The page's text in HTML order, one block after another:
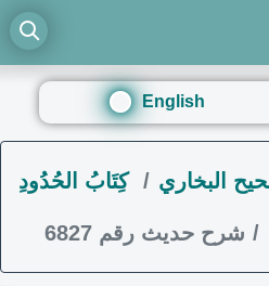
English
البخاري كِتَابُ الحُدُودِ
شرح حديث رقم 6827